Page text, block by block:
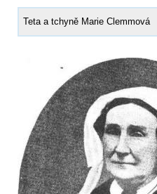
Teta a tchyně Marie Clemmová